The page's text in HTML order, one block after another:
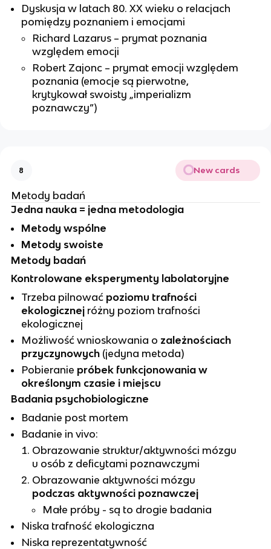
Dyskusja w latach 80. XX wieku o relacjach
pomiędzy poznaniem i emocjami
Richard Lazarus – prymat poznania
względem emocji
Robert Zajonc – prymat emocji względem
poznania (emocje są pierwotne,
krytykował swoisty „imperializm
poznawczy”)
8 New cards
Metody badań
Jedna nauka = jedna metodologia
Metody wspólne
Metody swoiste
Metody badań
Kontrolowane eksperymenty labolatoryjne
Trzeba pilnować poziomu trafności
ekologicznej różny poziom trafności
ekologicznej
Możliwość wnioskowania o zależnościach
przyczynowych (jedyna metoda)
Pobieranie próbek funkcjonowania w
określonym czasie i miejscu
Badania psychobiologiczne
Badanie post mortem
Badanie in vivo:
Obrazowanie struktur/aktywności mózgu
u osób z deficytami poznawczymi
Obrazowanie aktywności mózgu
podczas aktywności poznawczej
Małe próby - są to drogie badania
Niska trafność ekologiczna
Niska reprezentatywność